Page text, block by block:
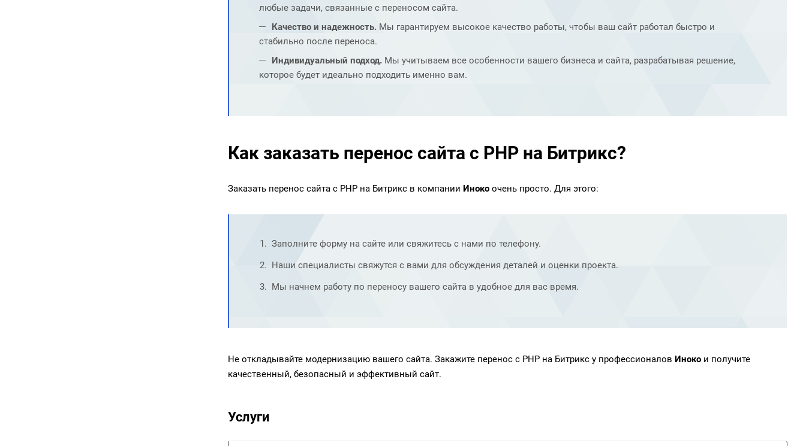
любые задачи, связанные с переносом сайта.
Качество и надежность. Мы гарантируем высокое качество работы, чтобы ваш сайт работал быстро и
стабильно после переноса.
Индивидуальный подход. Мы учитываем все особенности вашего бизнеса и сайта, разрабатывая решение,
которое будет идеально подходить именно вам.
Как заказать перенос сайта с PHP на Битрикс?
Заказать перенос сайта с PHP на Битрикс в компании Иноко очень просто. Для этого:
Заполните форму на сайте или свяжитесь с нами по телефону.
Наши специалисты свяжутся с вами для обсуждения деталей и оценки проекта.
Мы начнем работу по переносу вашего сайта в удобное для вас время.
Не откладывайте модернизацию вашего сайта. Закажите перенос с PHP на Битрикс у профессионалов Иноко и получите
качественный, безопасный и эффективный сайт.
Услуги